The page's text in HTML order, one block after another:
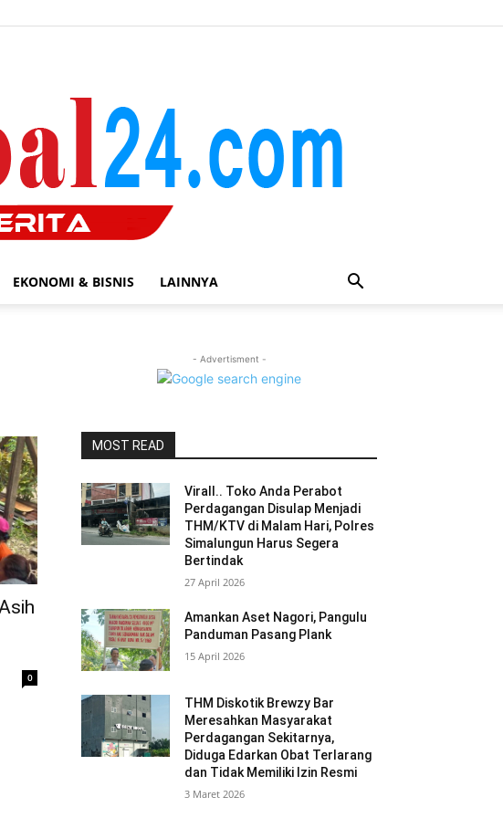
EKONOMI & BISNIS LAINNYA
0
- Advertisment -
MOST READ
Virall.. Toko Anda Perabot
Perdagangan Disulap Menjadi
THM/KTV di Malam Hari, Polres
Simalungun Harus Segera
Bertindak
27 April 2026
Amankan Aset Nagori, Pangulu
Panduman Pasang Plank
15 April 2026
THM Diskotik Brewzy Bar
Meresahkan Masyarakat
Perdagangan Sekitarnya,
Diduga Edarkan Obat Terlarang
dan Tidak Memiliki Izin Resmi
3 Maret 2026